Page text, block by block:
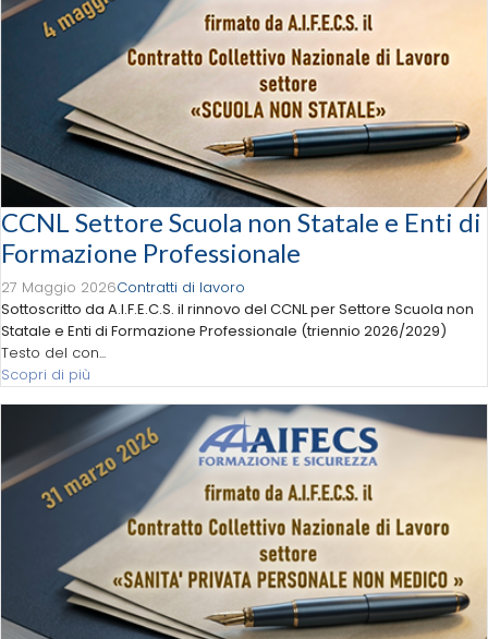
CCNL Settore Scuola non Statale e Enti di
Formazione Professionale
27 Maggio 2026Contratti di lavoro
Sottoscritto da A.I.F.E.C.S. il rinnovo del CCNL per Settore Scuola non
Statale e Enti di Formazione Professionale (triennio 2026/2029)
Testo del con...
Scopri di più